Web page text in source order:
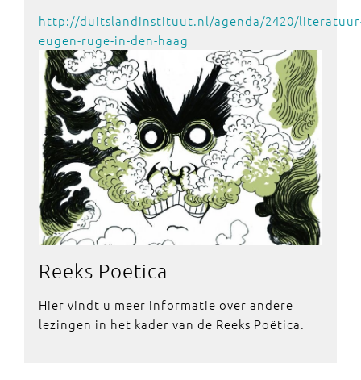
http://duitslandinstituut.nl/agenda/2420/
eugen-ruge-in-den-haag
Reeks Poetica
Hier vindt u meer informatie over andere
lezingen in het kader van de Reeks Poëtica.